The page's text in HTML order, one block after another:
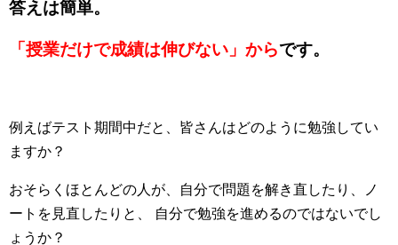
答えは簡単。
「授業だけで成績は伸びない」からです。
例えばテスト期間中だと、皆さんはどのように勉強してい
ますか？
おそらくほとんどの人が、自分で問題を解き直したり、ノ
ートを見直したりと、 自分で勉強を進めるのではないでし
ょうか？